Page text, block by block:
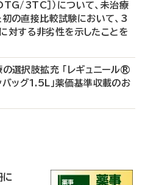
3TC］）について、未治療
の直接比較試験において、3
する非劣性を示したことを
選択肢拡充 「レギュニール®
ッグ1.5L」薬価基準収載のお
に